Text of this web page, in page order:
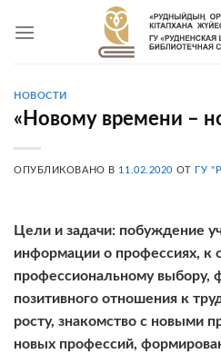
НОВОСТИ
«Новому времени –
ОПУБЛИКОВАНО В 11.02.2020 ОТ ГУ
Цели и задачи: побуждение
информации о профессиях, к
профессиональному выбору,
позитивного отношения к
росту, знакомство с новыми
новых профессий,